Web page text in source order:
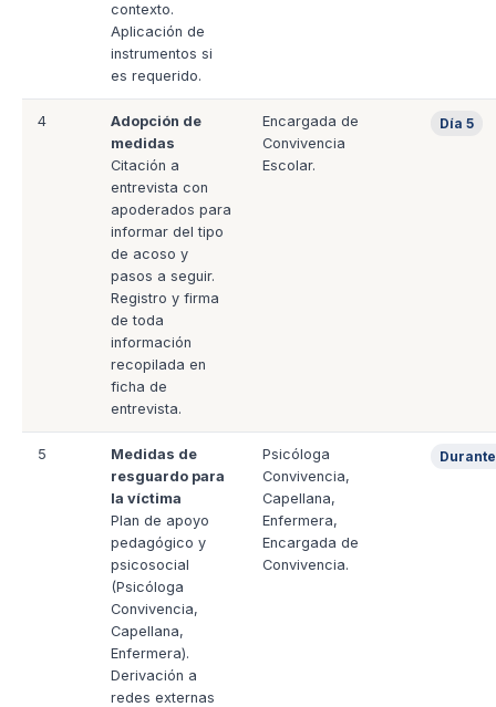
contexto.
Aplicación de
instrumentos si
es requerido.
4
Adopción de
medidas
Citación a
entrevista con
apoderados para
informar del tipo
de acoso y
pasos a seguir.
Registro y firma
de toda
información
recopilada en
ficha de
entrevista.
Encargada de
Convivencia
Escolar.
Día 5
5
Medidas de
resguardo para
la víctima
Plan de apoyo
pedagógico y
psicosocial
(Psicóloga
Convivencia,
Capellana,
Enfermera).
Derivación a
redes externas
Psicóloga
Convivencia,
Capellana,
Enfermera,
Encargada de
Convivencia.